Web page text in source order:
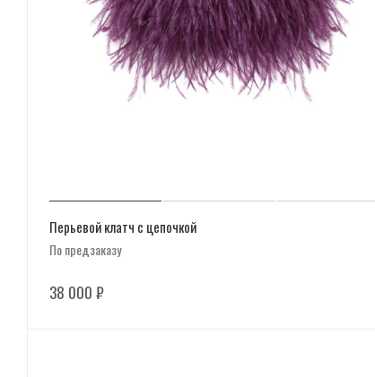
Перьевой клатч с цепочкой
По предзаказу
38 000 ₽